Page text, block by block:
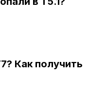
Как получить